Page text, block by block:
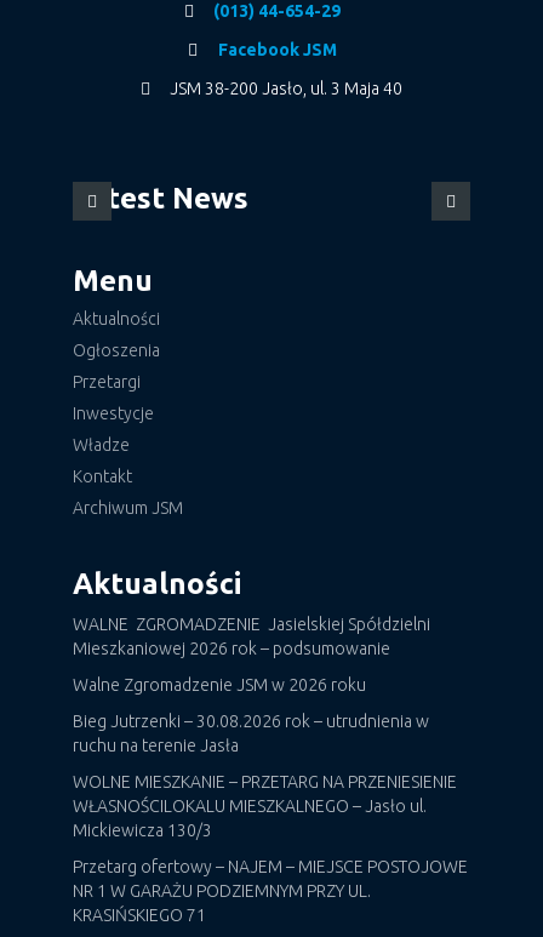
(013) 44-654-29
Facebook JSM
JSM 38-200 Jasło, ul. 3 Maja 40
Latest News
Menu
Aktualności
Ogłoszenia
Przetargi
Inwestycje
Władze
Kontakt
Archiwum JSM
Aktualności
WALNE ZGROMADZENIE Jasielskiej Spółdzielni
Mieszkaniowej 2026 rok – podsumowanie
Walne Zgromadzenie JSM w 2026 roku
Bieg Jutrzenki – 30.08.2026 rok – utrudnienia w
ruchu na terenie Jasła
WOLNE MIESZKANIE – PRZETARG NA PRZENIESIENIE
WŁASNOŚCILOKALU MIESZKALNEGO – Jasło ul.
Mickiewicza 130/3
Przetarg ofertowy – NAJEM – MIEJSCE POSTOJOWE
NR 1 W GARAŻU PODZIEMNYM PRZY UL.
KRASIŃSKIEGO 71